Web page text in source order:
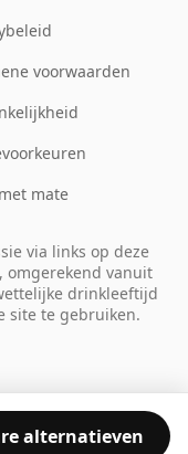
alternatieven
voorwaarden
mate
via links op deze
omgerekend vanuit
drinkleeftijd
site te gebruiken.